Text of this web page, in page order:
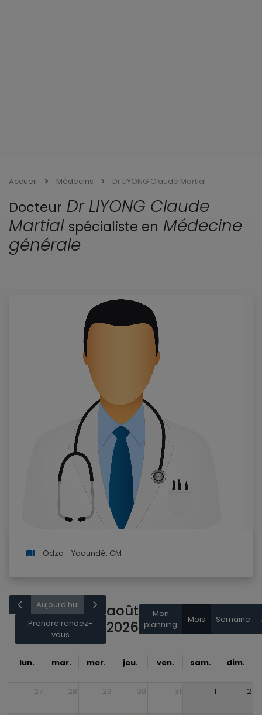
Accueil Médecins Dr LIYONG Claude Martial
Docteur Dr LIYONG Claude
Martial spécialiste en Médecine
générale
Odza - Yaoundé, CM
Aujourd'hui
Prendre rendez-
vous
août
2026
Mon
planning
Mois Semaine
lun. mar. mer. jeu. ven. sam. dim.
27 28 29 30 31 1 2